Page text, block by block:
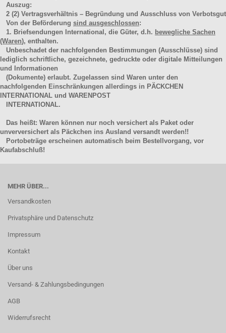
Auszug:
2 (2) Vertragsverhältnis – Begründung und Ausschluss von Verbotsgut
Von der Beförderung sind ausgeschlossen:
1. Briefsendungen International, die Güter, d.h. bewegliche Sachen
(Waren), enthalten.
Unbeschadet der nachfolgenden Bestimmungen (Ausschlüsse) sind
lediglich schriftliche, gezeichnete, gedruckte oder digitale Mitteilungen
und Informationen
(Dokumente) erlaubt. Zugelassen sind Waren unter den
nachfolgenden Einschränkungen allerdings in PÄCKCHEN
INTERNATIONAL und WARENPOST
INTERNATIONAL.
Das heißt: Waren können nur noch versichert als Paket oder
unverversichert als Päckchen ins Ausland versandt werden!!
Portobeträge erscheinen automatisch beim Bestellvorgang, vor
Kaufabschluß!
MEHR ÜBER...
Versandkosten
Privatsphäre und Datenschutz
Impressum
Kontakt
Über uns
Versand- & Zahlungsbedingungen
AGB
Widerrufsrecht